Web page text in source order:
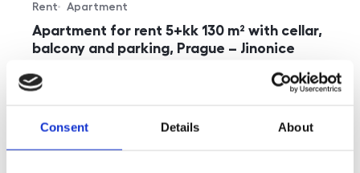
Consent Details About
Apartment for rent 5+kk 130 m² with cellar,
balcony and parking, Prague – Jinonice
Offer type
Rent
Property type
Apartment
rozměry
disposition
5+kk